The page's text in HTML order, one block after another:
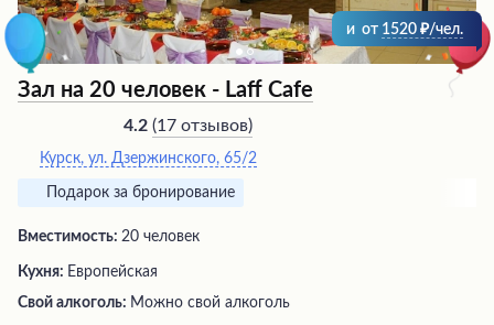
и от 1520 /чел.
Зал на 20 человек - Laff Cafe
4.2 (17 отзывов)
Курск, ул. Дзержинского, 65/2
Подарок за бронирование
Вместимость: 20 человек
Кухня: Европейская
Свой алкоголь: Можно свой алкоголь